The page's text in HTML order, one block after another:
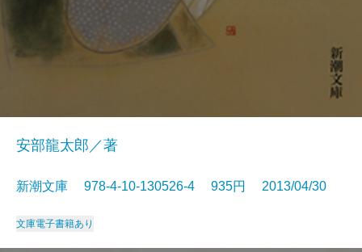
安部龍太郎／著
新潮文庫 978-4-10-130526-4 935円 2013/04/30
文庫電子書籍あり